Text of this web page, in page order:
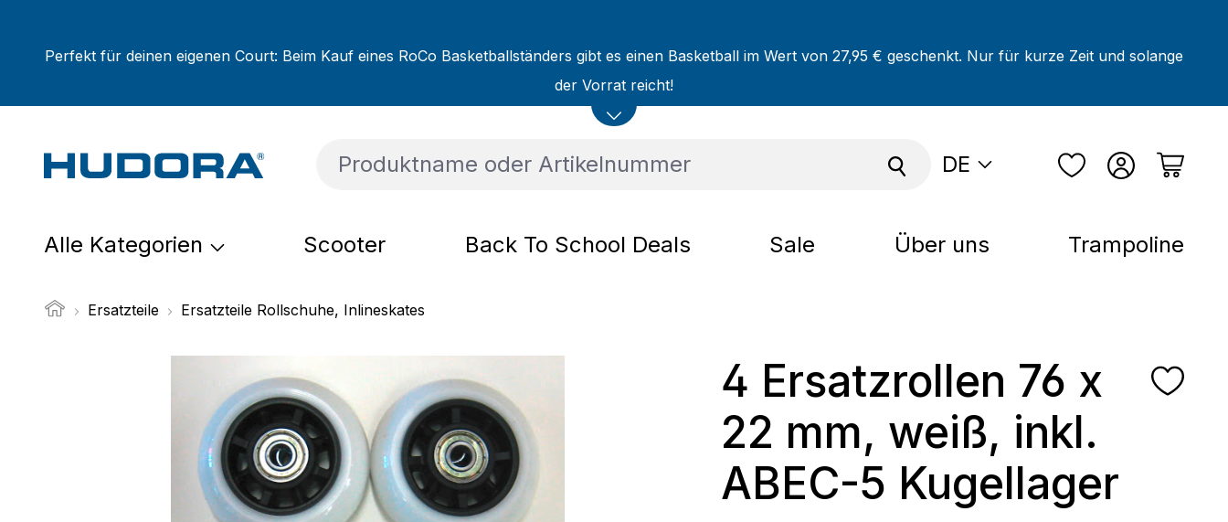
Perfekt für deinen eigenen Court: Beim Kauf eines RoCo Basketballständers gibt es einen Basketball im Wert von 27,95 € geschenkt. Nur für kurze Zeit und solange
der Vorrat reicht!
DE
Alle Kategorien Scooter Back To School Deals Sale Über uns Trampoline
Ersatzteile Ersatzteile Rollschuhe, Inlineskates
Bildergalerie überspringen
4 Ersatzrollen 76 x
22 mm, weiß, inkl.
ABEC-5 Kugellager